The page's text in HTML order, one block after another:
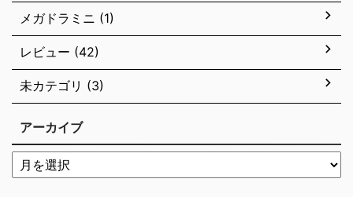
メガドラミニ (1)
レビュー (42)
未カテゴリ (3)
アーカイブ